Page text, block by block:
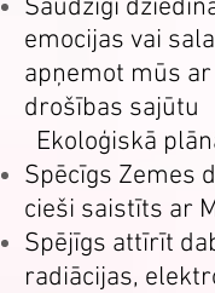
Saudzīgi
emocijas vai
apņemot mūs
drošības sajūtu
Ekoloģiskā
Spēcīgs Zemes
cieši saistīts ar
Spējīgs attīrīt
radiācijas,